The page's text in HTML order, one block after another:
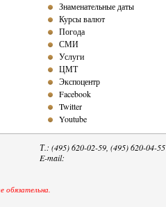
Знаменательные даты
Курсы валют
Погода
СМИ
Услуги
ЦМТ
Экспоцентр
Facebook
Twitter
Youtube
Т.: (495) 620-02-59, (495) 620-04-55
E-mail:
обязательна.